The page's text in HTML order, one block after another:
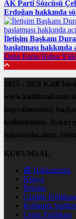
AK Parti Sözcüsü
Erdoğan hakkında
İletişim Başkanı
başlatması hakkında
Daha Fazla Haber
2025 - 2026 Katil
www.katilisrail.com
kopyalanamaz,
kullanılamaz. Aykırı
başvurulacaktır.
KURUMSAL
📰 Hakkımızda
Künye
İletişim
Gizlilik Politikası
Kullanım Şartları
Çerez Politikası